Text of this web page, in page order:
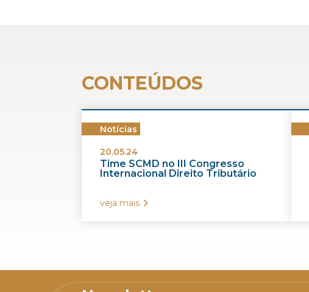
CONTEÚDOS
Notícias
20.05.24
Time SCMD no III Congresso
Internacional Direito Tributário
veja mais